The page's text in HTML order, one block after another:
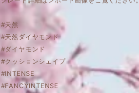
#天然
#天然ダイヤモンド
#ダイヤモンド
#クッションシェイプ
#INTENSE
#FANCYINTENSE